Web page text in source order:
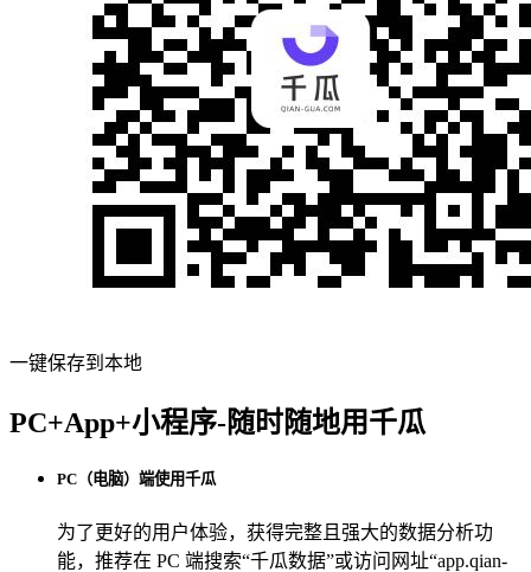
一键保存到本地
PC+App+小程序-随时随地用千瓜
PC（电脑）端使用千瓜
为了更好的用户体验，获得完整且强大的数据分析功
能，推荐在 PC 端搜索“千瓜数据”或访问网址“app.qian-